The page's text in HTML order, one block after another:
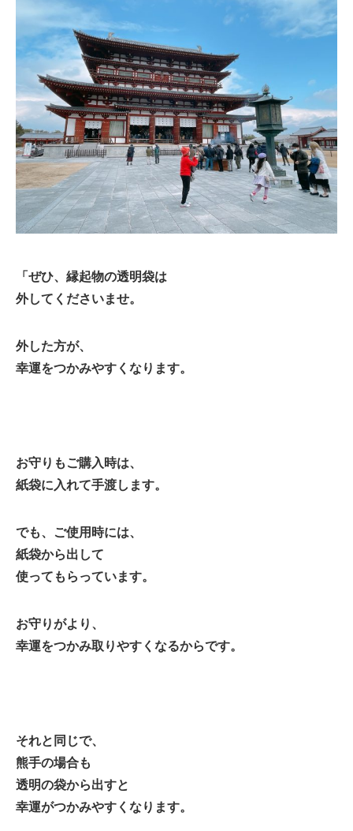
「ぜひ、縁起物の透明袋は
外してくださいませ。
外した方が、
幸運をつかみやすくなります。
お守りもご購入時は、
紙袋に入れて手渡します。
でも、ご使用時には、
紙袋から出して
使ってもらっています。
お守りがより、
幸運をつかみ取りやすくなるからです。
それと同じで、
熊手の場合も
透明の袋から出すと
幸運がつかみやすくなります。